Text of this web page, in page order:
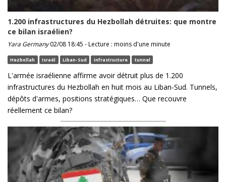
1.200 infrastructures du Hezbollah détruites: que montre
ce bilan israélien?
Yara Germany02/08 18:45 - Lecture : moins d'une minute
Hezbollah Israël Liban-Sud infrastructure tunnel
L'armée israélienne affirme avoir détruit plus de 1.200
infrastructures du Hezbollah en huit mois au Liban-Sud. Tunnels,
dépôts d'armes, positions stratégiques… Que recouvre
réellement ce bilan?